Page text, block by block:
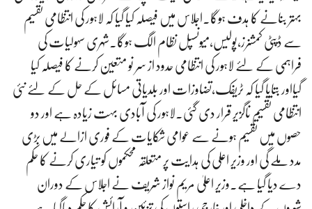
بہتر بنانے کا ہدف ہوگا۔اجلاس میں فیصلہ کیا گیا کہ لاہور کی انتظامی تقسیم
سے ڈپٹی کمشنرز،پولیس،میونسپل نظام الگ ہوگا۔شہری سہولیات کی
فراہمی کے لئے لاہور کی انتظامی حدود از سر نو متعین کرنے کا فیصلہ کیا
گیااور بتایا گیا کہ ٹریفک،تضاوزات اور بلدیاتی مسائل کے حل کے لئے نئی
انتظامی تقسیم ناگزیر قرار دی گئی۔لاہور کی آبادی بہت زیادہ ہے اور دو
حصوں میں تقسیم ہونے سے عوامی شکایات کے فوری ازالے میں بڑی
مدد ملے گی اور وزیر اعلی کی ہدایت پر متعلقہ محکموں کو تیاری کرنے کا حکم
دے دیا گیا ہے۔وزیر اعلیٰ مریم نواز شریف نے اجلاس کے دوران